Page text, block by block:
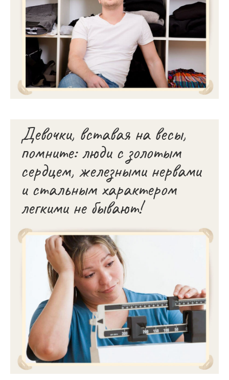
Девочки, вставая на весы,
помните: люди с золотым
сердцем, железными нервами
и стальным характером
легкими не бывают!